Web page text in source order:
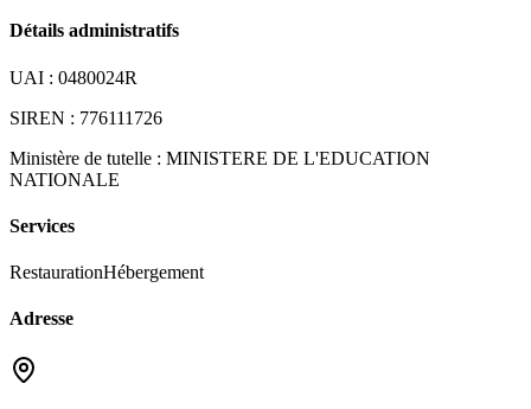
Détails administratifs
UAI : 0480024R
SIREN : 776111726
Ministère de tutelle : MINISTERE DE L'EDUCATION
NATIONALE
Services
RestaurationHébergement
Adresse